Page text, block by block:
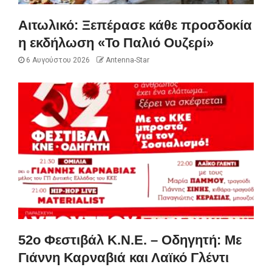
Αιτωλικό: Ξεπέρασε κάθε προσδοκία
η εκδήλωση «Το Παλιό Ουζερί»
6 Αυγούστου 2026 Antenna-Star
52ο Φεστιβάλ Κ.Ν.Ε. – Οδηγητή: Με
Γιάννη Καρναβιά και Λαϊκό Γλέντι